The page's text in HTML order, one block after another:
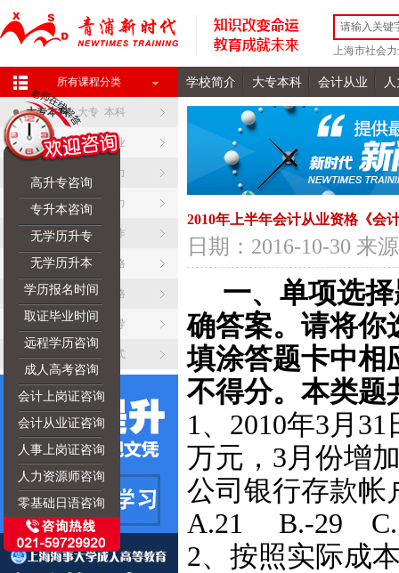
上海市社会
所有课程分类 学校简介 大专本科 会计从业
大专本科 大专 本科
会计从业 会计 从业
人事 人力
日语培训 口语 听力
英语培训 阅读 写作
职业资格 职业 资格
教师资格 教师 资格
心理疏导 心理 疏导
联系我们 联系 方式
2010年上半年会计从业资格《会
日期：2016-10-30 来
一、单项选
确答案。请将你
填涂答题卡中相
不得分。本类题
1、2010年3月
万元，3月份增
公司银行存款
A.21 B.-29
2、按照实际成
高升专咨询
专升本咨询
无学历升专
无学历升本
学历报名时间
取证毕业时间
远程学历咨询
成人高考咨询
会计上岗证咨询
会计从业证咨询
人事上岗证咨询
人力资源师咨询
零基础日语咨询